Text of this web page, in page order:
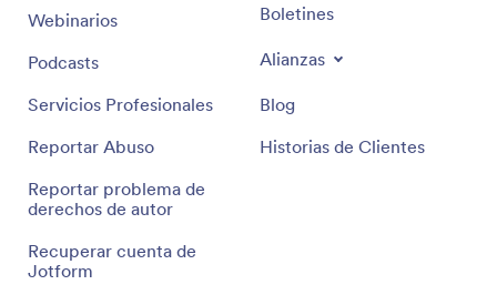
Webinarios
Podcasts
Servicios Profesionales
Reportar Abuso
Reportar problema de
derechos de autor
Recuperar cuenta de
Jotform
Boletines
Alianzas
Blog
Historias de Clientes